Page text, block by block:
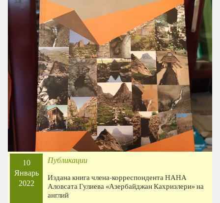
10
Январь
2022
Публикации
Издана книга члена-корреспондента НАНА
Аловсата Гулиева «Азербайджан Кахризлери» на
англий